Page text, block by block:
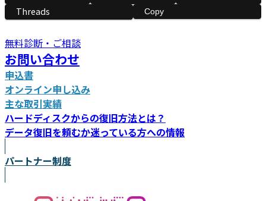
Threads
Copy
無料診断・ご相談
お問い合わせ
申込書
オンライン申し込み
主な取引実績
ハードディスクからの復旧方法とは？
データ復旧を頼むか迷っている方への情報
パートナー制度